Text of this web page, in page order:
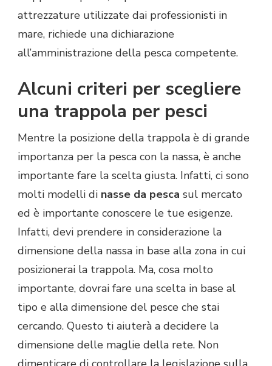
attrezzature utilizzate dai professionisti in
mare, richiede una dichiarazione
all’amministrazione della pesca competente.
Alcuni criteri per scegliere
una trappola per pesci
Mentre la posizione della trappola è di grande
importanza per la pesca con la nassa, è anche
importante fare la scelta giusta. Infatti, ci sono
molti modelli di nasse da pesca sul mercato
ed è importante conoscere le tue esigenze.
Infatti, devi prendere in considerazione la
dimensione della nassa in base alla zona in cui
posizionerai la trappola. Ma, cosa molto
importante, dovrai fare una scelta in base al
tipo e alla dimensione del pesce che stai
cercando. Questo ti aiuterà a decidere la
dimensione delle maglie della rete. Non